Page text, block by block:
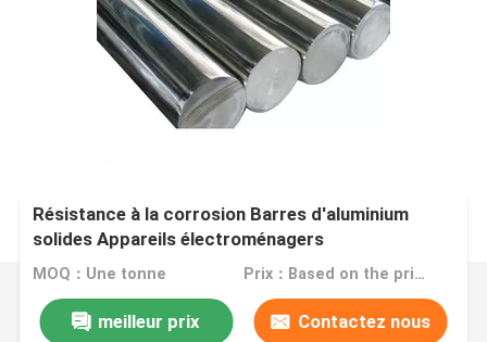
Résistance à la corrosion Barres d'aluminium
solides Appareils électroménagers
MOQ：Une tonne Prix：Based on the price of the day
meilleur prix Contactez nous